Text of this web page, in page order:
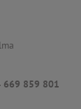
669 859 801